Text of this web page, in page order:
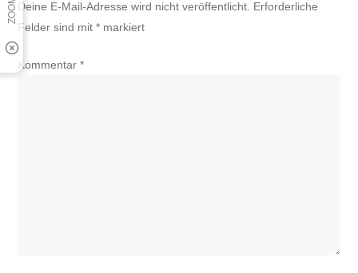
Deine E-Mail-Adresse wird nicht veröffentlicht. Erforderliche
Felder sind mit* markiert
Kommentar*